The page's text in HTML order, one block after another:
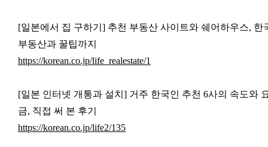
[일본에서 집 구하기] 추천 부동산 사이트와 쉐어하우스, 한
부동산과 꿀팁까지
https://korean.co.jp/life_realestate/1
[일본 인터넷 개통과 설치] 거주 한국인 추천 6사의 속도와
금, 직접 써 본 후기
https://korean.co.jp/life2/135